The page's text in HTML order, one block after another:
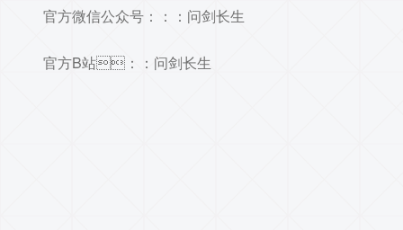
官方微信公众号：：：问剑长生
官方B站：：问剑长生